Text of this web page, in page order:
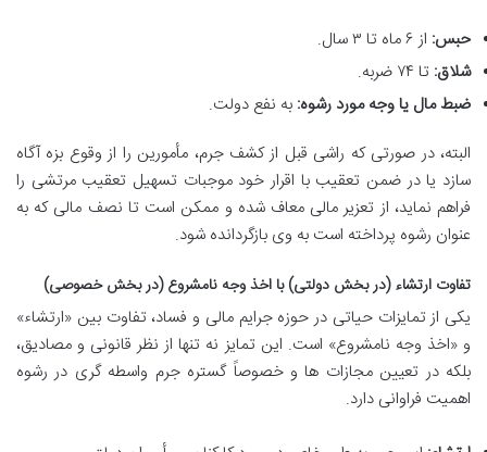
حبس: از ۶ ماه تا ۳ سال.
شلاق: تا ۷۴ ضربه.
ضبط مال یا وجه مورد رشوه: به نفع دولت.
البته، در صورتی که راشی قبل از کشف جرم، مأمورین را از وقوع بزه آگاه
سازد یا در ضمن تعقیب با اقرار خود موجبات تسهیل تعقیب مرتشی را
فراهم نماید، از تعزیر مالی معاف شده و ممکن است تا نصف مالی که به
عنوان رشوه پرداخته است به وی بازگردانده شود.
تفاوت ارتشاء (در بخش دولتی) با اخذ وجه نامشروع (در بخش خصوصی)
یکی از تمایزات حیاتی در حوزه جرایم مالی و فساد، تفاوت بین «ارتشاء»
و «اخذ وجه نامشروع» است. این تمایز نه تنها از نظر قانونی و مصادیق،
بلکه در تعیین مجازات ها و خصوصاً گستره جرم واسطه گری در رشوه
اهمیت فراوانی دارد.